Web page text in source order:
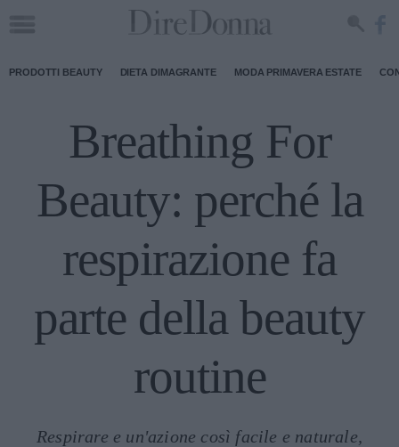
PRODOTTI BEAUTY DIETA DIMAGRANTE MODA PRIMAVERA ESTATE
Breathing For
Beauty: perché la
respirazione fa
parte della beauty
routine
Respirare e un'azione così facile e naturale,